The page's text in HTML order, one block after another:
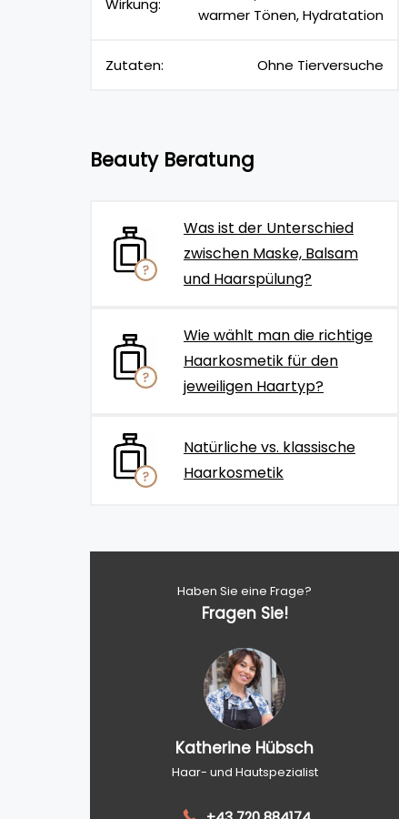
Wirkung:
warmer Tönen, Hydratation
Zutaten: Ohne Tierversuche
Beauty Beratung
Was ist der Unterschied
zwischen Maske, Balsam
und Haarspülung?
Wie wählt man die richtige
Haarkosmetik für den
jeweiligen Haartyp?
Natürliche vs. klassische
Haarkosmetik
Haben Sie eine Frage?
Fragen Sie!
Katherine Hübsch
Haar- und Hautspezialist